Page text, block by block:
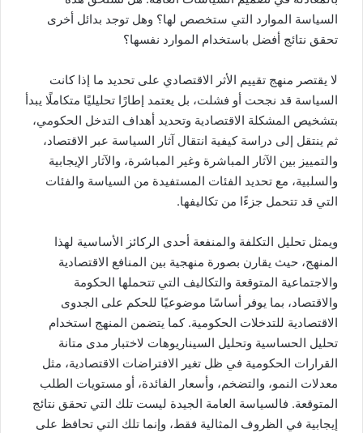
السياسة الموارد التي ستخصص لها؟ وهل توجد بدائل أخرى
تحقق نتائج أفضل باستخدام الموارد نفسها؟
لا يقتصر منهج تقييم الأثر الاقتصادي على تحديد ما إذا كانت
السياسة قد نجحت أو فشلت، بل يعتمد إطارًا تحليليًا متكاملًا يبدأ
بتشخيص المشكلة الاقتصادية وتحديد أهداف التدخل الحكومي،
ثم ينتقل إلى دراسة كيفية انتقال آثار السياسة عبر الاقتصاد،
والتمييز بين الآثار المباشرة وغير المباشرة، والآثار الإيجابية
والسلبية، مع تحديد الفئات المستفيدة من السياسة والفئات
التي قد تتحمل جزءًا من تكاليفها.
ويمثل تحليل التكلفة والمنفعة أحدى الركائز الأساسية لهذا
المنهج، حيث يقارن بصورة منهجية بين المنافع الاقتصادية
والاجتماعية المتوقعة والتكاليف التي تتحملها الحكومة
والاقتصاد، بما يوفر أساسًا موضوعيًا للحكم على الجدوى
الاقتصادية للتدخلات الحكومية. كما يتضمن المنهج استخدام
تحليل الحساسية وتحليل السيناريوهات لاختبار مدى متانة
القرارات الحكومية في ظل تغير الافتراضات الاقتصادية، مثل
معدلات النمو، والتضخم، وأسعار الفائدة، أو مستويات الطلب
المتوقعة. فالسياسة العامة الجيدة ليست تلك التي تحقق نتائج
إيجابية في الظروف المثالية فقط، وإنما تلك التي تحافظ على